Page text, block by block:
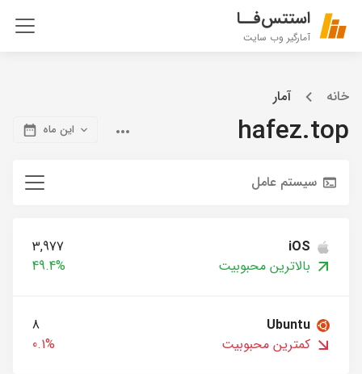
استتس‌فــا
آمارگیر وب سایت
خانه آمار
hafez.top این ماه
سیستم عامل
iOS
3,977
بالاترین محبوبیت
49.4%
Ubuntu
8
کمترین محبوبیت
0.1%